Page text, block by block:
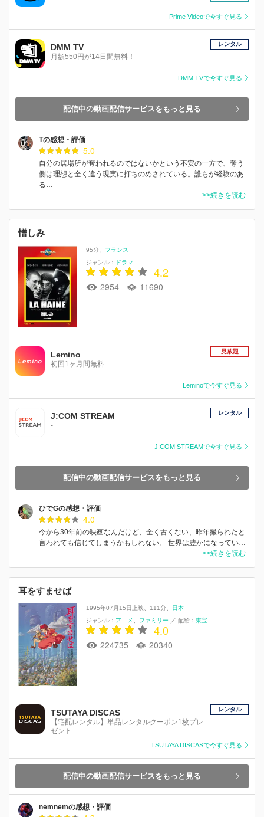
Prime Videoで今すぐ見る
DMM TV
月額550円が14日間無料！
レンタル
DMM TVで今すぐ見る
配信中の動画配信サービスをもっと見る
Tの感想・評価
5.0
自分の居場所が奪われるのではないかという不安の一方で、奪う
側は理想と全く違う現実に打ちのめされている。誰もが経験のあ
る…
>>続きを読む
憎しみ
95分
フランス
ジャンル：
ドラマ
4.2
2954 11690
Lemino
初回1ヶ月間無料
見放題
Leminoで今すぐ見る
J:COM STREAM
-
レンタル
J:COM STREAMで今すぐ見る
配信中の動画配信サービスをもっと見る
ひでGの感想・評価
4.0
今から30年前の映画なんだけど、全く古くない、昨年撮られたと
言われても信じてしまうかもしれない。 世界は豊かになってい…
>>続きを読む
耳をすませば
1995年07月15日上映 111分
日本
ジャンル： アニメ ファミリー ／ 配給： 東宝
4.0
224735 20340
TSUTAYA DISCAS
【宅配レンタル】単品レンタルクーポン1枚プレ
ゼント
レンタル
TSUTAYA DISCASで今すぐ見る
配信中の動画配信サービスをもっと見る
nemnemの感想・評価